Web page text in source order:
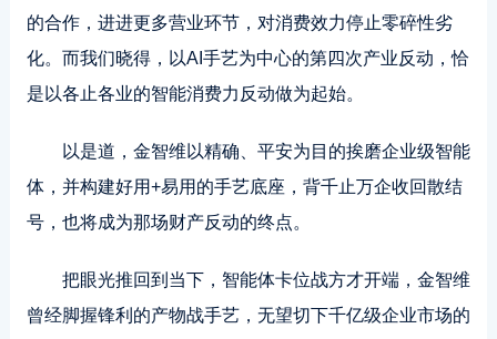
的合作，进进更多营业环节，对消费效力停止零碎性劣
化。而我们晓得，以AI手艺为中心的第四次产业反动，恰
是以各止各业的智能消费力反动做为起始。
以是道，金智维以精确、平安为目的挨磨企业级智能
体，并构建好用+易用的手艺底座，背千止万企收回散结
号，也将成为那场财产反动的终点。
把眼光推回到当下，智能体卡位战方才开端，金智维
曾经脚握锋利的产物战手艺，无望切下千亿级企业市场的